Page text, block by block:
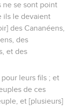
ne se sont point
ils le devaient
des Cananéens,
des
et des
leurs fils ; et
de ces
et [plusieurs]